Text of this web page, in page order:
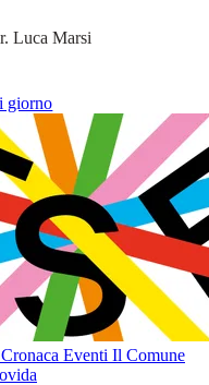
Luca Marsi
giorno
Cronaca Eventi Il Comune